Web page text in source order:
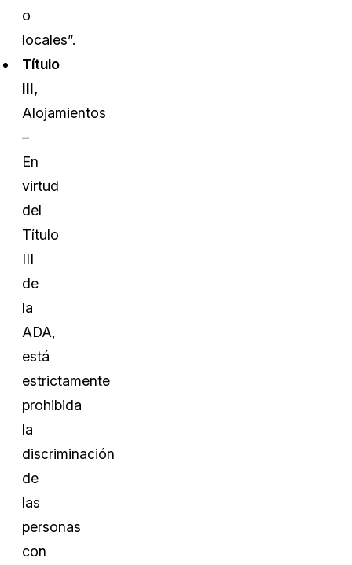
o
locales”.
Título
III,
Alojamientos
–
En
virtud
del
Título
III
de
la
ADA,
está
estrictamente
prohibida
la
discriminación
de
las
personas
con